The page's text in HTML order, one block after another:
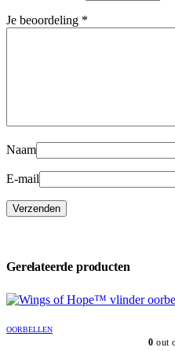
Je beoordeling *
Naam
E-mail
Gerelateerde producten
OORBELLEN
0 out